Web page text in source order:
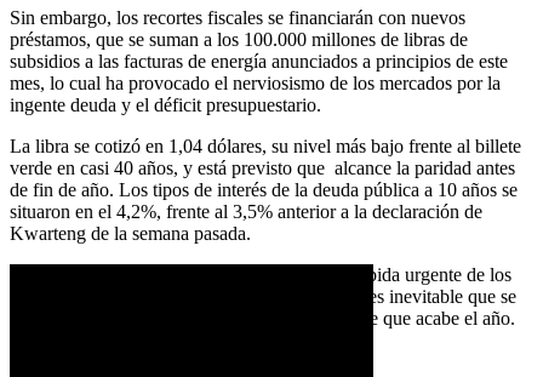
Sin embargo, los recortes fiscales se financiarán con nuevos
préstamos, que se suman a los 100.000 millones de libras de
subsidios a las facturas de energía anunciados a principios de este
mes, lo cual ha provocado el nerviosismo de los mercados por la
ingente deuda y el déficit presupuestario.
La libra se cotizó en 1,04 dólares, su nivel más bajo frente al billete
verde en casi 40 años, y está previsto que alcance la paridad antes
de fin de año. Los tipos de interés de la deuda pública a 10 años se
situaron en el 4,2%, frente al 3,5% anterior a la declaración de
Kwarteng de la semana pasada.
El Banco de Inglaterra descartó el lunes una subida urgente de los
tipos de interés, aunque los analistas creen que es inevitable que se
produzcan nuevas subidas, hasta el 6%, antes de que acabe el año.